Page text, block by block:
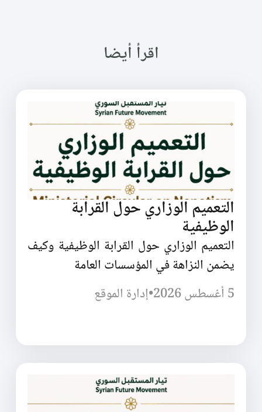
اقرأ أيضا
التعميم الوزاري حول القرابة
الوظيفية
التعميم الوزاري حول القرابة الوظيفية وكيف
يضمن النزاهة في المؤسسات العامة
5 أغسطس 2026
•إدارة الموقع